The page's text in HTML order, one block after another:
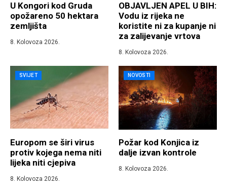
U Kongori kod Gruda
opožareno 50 hektara
zemljišta
8. Kolovoza 2026.
OBJAVLJEN APEL U BIH:
Vodu iz rijeka ne
koristite ni za kupanje ni
za zalijevanje vrtova
8. Kolovoza 2026.
SVIJET
Europom se širi virus
protiv kojega nema niti
lijeka niti cjepiva
8. Kolovoza 2026.
NOVOSTI
Požar kod Konjica iz
dalje izvan kontrole
8. Kolovoza 2026.